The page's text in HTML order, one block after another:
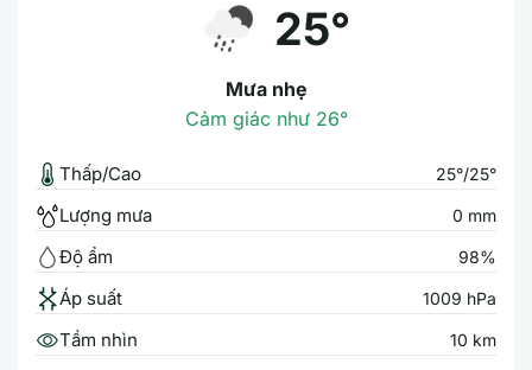
25°
Mưa nhẹ
Cảm giác như 26°
Thấp/Cao 25°/25°
Lượng mưa 0 mm
Độ ẩm 98%
Áp suất 1009 hPa
Tầm nhìn 10 km